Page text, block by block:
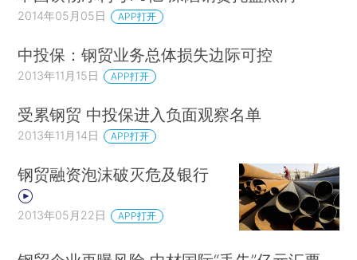
2014年05月05日 APP打开
中投保：钢贸业务总体损失边际可控
2013年11月15日 APP打开
受累钢贸 中投保进入负面观察名单
2013年11月14日 APP打开
钢贸融资泡沫破灭危及银行
2013年05月22日 APP打开